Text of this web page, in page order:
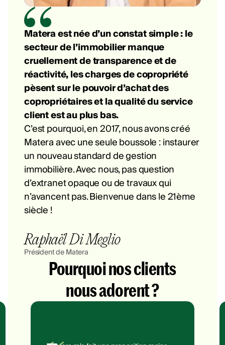
Matera est née d’un constat simple : le
secteur de l’immobilier manque
cruellement de transparence et de
réactivité, les charges de copropriété
pèsent sur le pouvoir d’achat des
copropriétaires et la qualité du service
client est au plus bas.
C’est pourquoi, en 2017, nous avons créé
Matera avec une seule boussole : instaurer
un nouveau standard de gestion
immobilière. Avec nous, pas question
d’extranet opaque ou de travaux qui
n’avancent pas. Bienvenue dans le 21ème
siècle !
Raphaël Di Meglio
Président de Matera
Pourquoi nos clients
nous adorent ?